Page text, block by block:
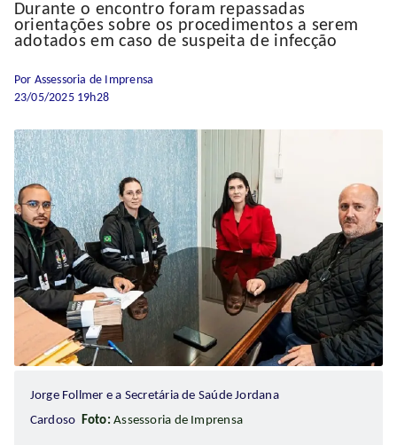
Durante o encontro foram repassadas
orientações sobre os procedimentos a serem
adotados em caso de suspeita de infecção
Por Assessoria de Imprensa
23/05/2025 19h28
Jorge Follmer e a Secretária de Saúde Jordana
Cardoso Foto: Assessoria de Imprensa